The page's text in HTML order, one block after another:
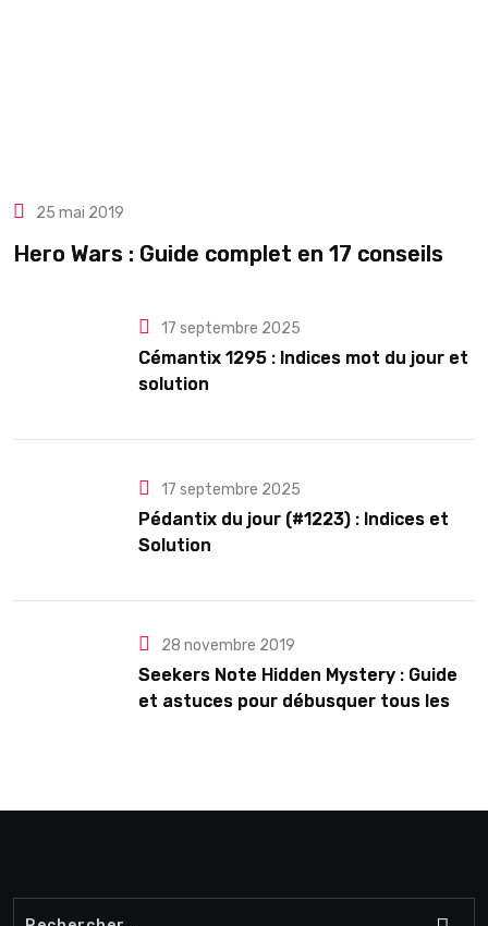
25 mai 2019
Hero Wars : Guide complet en 17 conseils
17 septembre 2025
Cémantix 1295 : Indices mot du jour et
solution
17 septembre 2025
Pédantix du jour (#1223) : Indices et
Solution
28 novembre 2019
Seekers Note Hidden Mystery : Guide
et astuces pour débusquer tous les